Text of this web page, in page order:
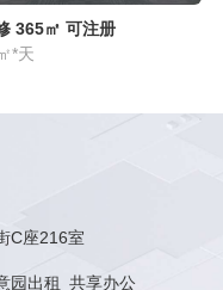
365㎡ 可注册
*天
C座216室
园出租 共享办公